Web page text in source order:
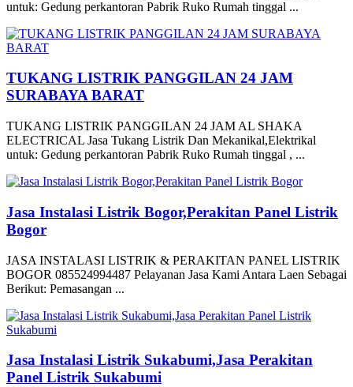
untuk: Gedung perkantoran Pabrik Ruko Rumah tinggal ...
TUKANG LISTRIK PANGGILAN 24 JAM
SURABAYA BARAT
TUKANG LISTRIK PANGGILAN 24 JAM AL SHAKA
ELECTRICAL Jasa Tukang Listrik Dan Mekanikal,Elektrikal
untuk: Gedung perkantoran Pabrik Ruko Rumah tinggal , ...
Jasa Instalasi Listrik Bogor,Perakitan Panel Listrik
Bogor
JASA INSTALASI LISTRIK & PERAKITAN PANEL LISTRIK
BOGOR 085524994487 Pelayanan Jasa Kami Antara Laen Sebagai
Berikut: Pemasangan ...
Jasa Instalasi Listrik Sukabumi,Jasa Perakitan
Panel Listrik Sukabumi